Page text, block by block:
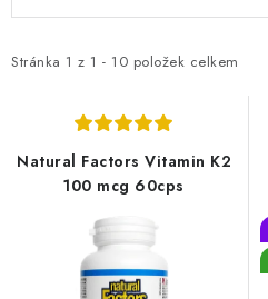
i
r
Stránka 1 z 1 - 10 položek celkem
e
p
Natural Factors Vitamin K2
100 mcg 60cps